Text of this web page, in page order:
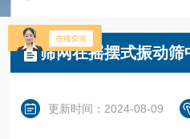
筛网在摇摆式振动筛
更新时间：2024-08-09